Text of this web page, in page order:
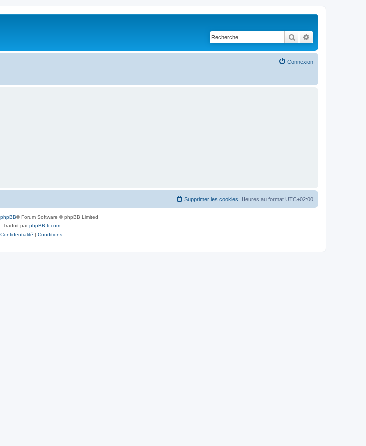
Rechercher
Connexion
Heures au format UTC+02:00
Supprimer les cookies
phpBB® Forum Software © phpBB Limited
Traduit parphpBB-fr.com
Confidentialité | Conditions